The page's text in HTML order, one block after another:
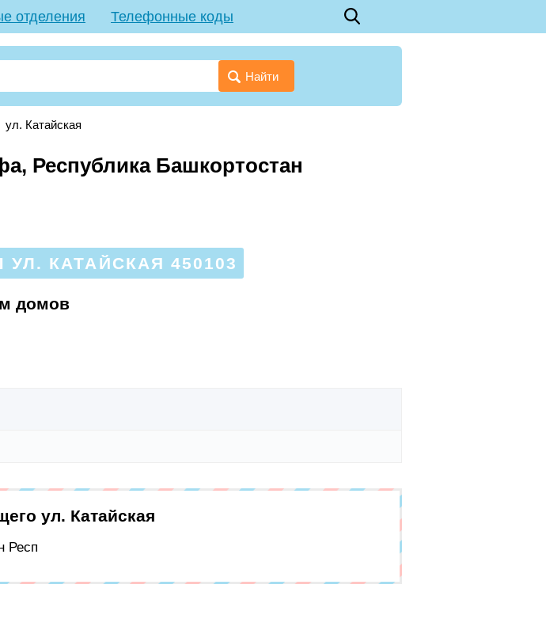
отделения Телефонные коды
Найти
ул. Катайская
Республика Башкортостан
КАТАЙСКАЯ 450103
домов
ул. Катайская
Респ